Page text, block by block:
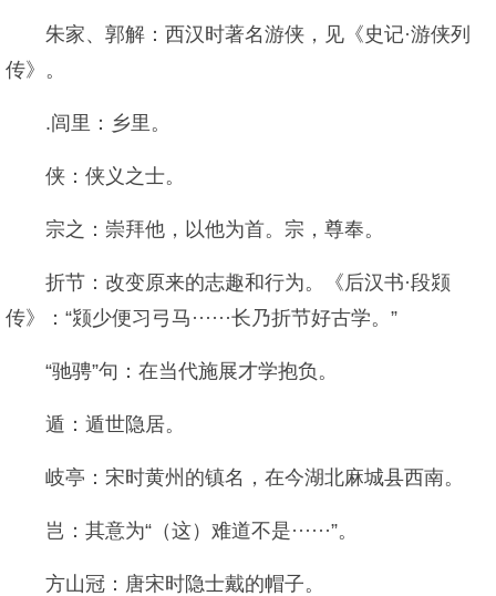
朱家、郭解：西汉时著名游侠，见《史记·游侠列
传》。
.闾里：乡里。
侠：侠义之士。
宗之：崇拜他，以他为首。宗，尊奉。
折节：改变原来的志趣和行为。《后汉书·段颎
传》：“颎少便习弓马······长乃折节好古学。”
“驰骋”句：在当代施展才学抱负。
遁：遁世隐居。
岐亭：宋时黄州的镇名，在今湖北麻城县西南。
岂：其意为“（这）难道不是······”。
方山冠：唐宋时隐士戴的帽子。